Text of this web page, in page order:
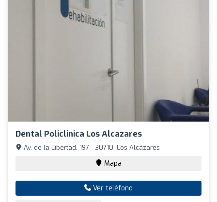
Dental Policlinica Los Alcazares
Av. de la Libertad, 197 - 30710, Los Alcázares
Mapa
Ver teléfono